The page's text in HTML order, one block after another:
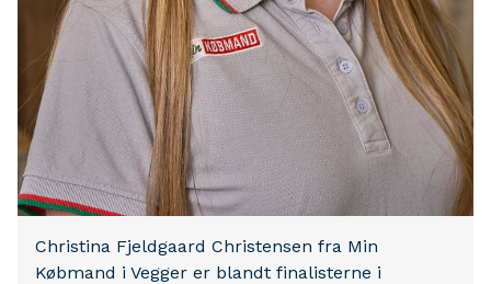
Christina Fjeldgaard Christensen fra Min
Købmand i Vegger er blandt finalisterne i